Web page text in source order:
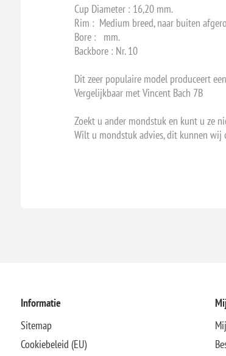
Cup Diameter : 16,20 mm.
Rim : Medium breed, naar buiten
Bore : mm.
Backbore : Nr. 10
Dit zeer populaire model produceert
Vergelijkbaar met Vincent Bach 7B
Zoekt u ander mondstuk en kunt u ze
Wilt u mondstuk advies, dit kunnen wij
Informatie
Sitemap
Cookiebeleid (EU)